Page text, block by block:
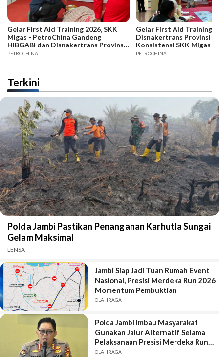
Gelar First Aid Training 2026, SKK
Migas - PetroChina Gandeng
HIBGABI dan Disnakertrans Provinsi
Jambi
PETROCHINA
Gelar First Aid Training
Disnakertrans Provinsi
Konsistensi SKK Migas -
PETROCHINA
Terkini
Polda Jambi Pastikan Penanganan Karhutla Sungai
Gelam Maksimal
LENSA
Jambi Siap Jadi Tuan Rumah Event
Nasional, Presisi Merdeka Run 2026
Momentum Pembuktian
OLAHRAGA
Polda Jambi Imbau Masyarakat
Gunakan Jalur Alternatif Selama
Pelaksanaan Presisi Merdeka Run
2026
OLAHRAGA